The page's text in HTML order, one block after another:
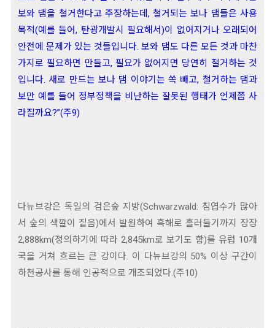
보와 댐을 철거한다고 주장하는데, 철거되는 보나 댐들은 사용
목적(예를 들어, 탄광개발시 필요해서)이 없어지거나 오래되어
안전에 문제가 있는 것들입니다. 보와 댐도 다른 모든 것과 마찬
가지로 필요하면 만들고, 필요가 없어지면 당연히 철거하는 것
입니다. 새로 만드는 보나 댐 이야기는 쏙 빼고, 철거하는 댐과
보만 예를 들어 정부정책을 비난하는 잘못된 행태가 언제쯤 사
라질까요?”(주9)
다뉴브강은 독일의 검은숲 지방(Schwarzwald: 침엽수가 많아
서 숲의 색깔이 짙음)에서 발원하여 흑해로 흘러들기까지 장장
2,888km(정의하기에 따라 2,845km로 보기도 함)를 유럽 10개
국을 거쳐 흐르는 큰 강이다. 이 다뉴브강의 50% 이상 구간이
하천공사를 통해 인공적으로 개조되었다.(주10)